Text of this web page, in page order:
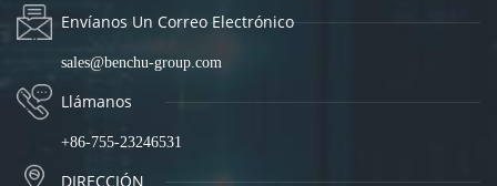
Envíanos Un Correo Electrónico
sales@benchu-group.com
Llámanos
+86-755-23246531
DIRECCIÓN